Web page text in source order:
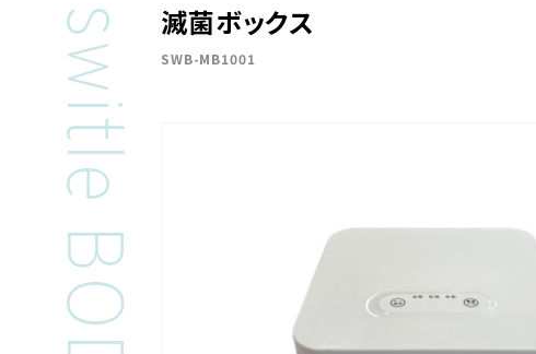
滅菌ボックス
SWB-MB1001